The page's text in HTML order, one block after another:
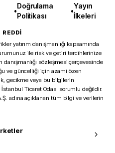
•
Doğrulama
Politikası
•
Yayın
İlkeleri
yatırım danışmanlığı kapsamında
ile risk ve getiri tercihlerinize
sözleşmesi çerçevesinde
ve güncelliği için azami özen
gecikme veya bu bilgilerin
Ticaret Odası sorumlu değildir.
adına açıklanan tüm bilgi ve verilerin